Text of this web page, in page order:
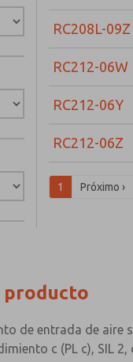
RC208L-09Z
RC212-06W
RC212-06Y
RC212-06Z
1 Próximo ›
producto
de entrada de
c (PL c), SIL